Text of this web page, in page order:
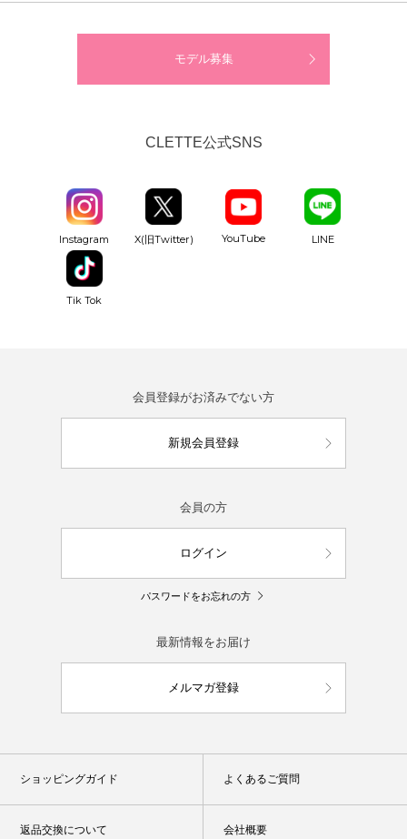
モデル募集
CLETTE公式SNS
Instagram X(旧Twitter) YouTube LINE
Tik Tok
会員登録がお済みでない方
新規会員登録
会員の方
ログイン
パスワードをお忘れの方
最新情報をお届け
メルマガ登録
ショッピングガイド よくあるご質問
返品交換について 会社概要